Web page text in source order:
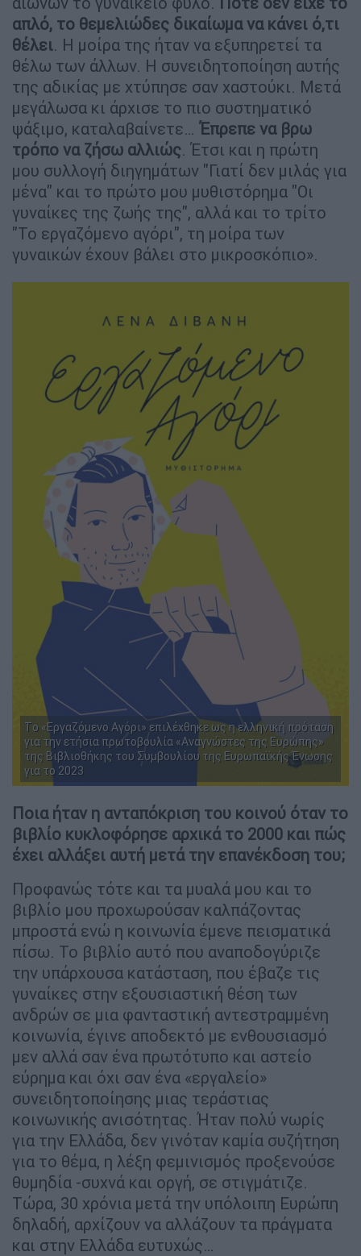
απλό, το θεμελιώδες δικαίωμα να κάνει ό,τι
θέλει. Η μοίρα της ήταν να εξυπηρετεί τα
θέλω των άλλων. Η συνειδητοποίηση αυτής
της αδικίας με χτύπησε σαν χαστούκι. Μετά
μεγάλωσα κι άρχισε το πιο συστηματικό
ψάξιμο, καταλαβαίνετε… Έπρεπε να βρω
τρόπο να ζήσω αλλιώς. Έτσι και η πρώτη
μου συλλογή διηγημάτων "Γιατί δεν μιλάς για
μένα" και το πρώτο μου μυθιστόρημα "Οι
γυναίκες της ζωής της", αλλά και το τρίτο
"Το εργαζόμενο αγόρι", τη μοίρα των
γυναικών έχουν βάλει στο μικροσκόπιο».
Tο «Εργαζόμενο Αγόρι» επιλέχθηκε ως η ελληνική πρόταση
για την ετήσια πρωτοβουλία «Αναγνώστες της Ευρώπης»
της Βιβλιοθήκης του Συμβουλίου της Ευρωπαϊκής Ένωσης
για το 2023
Ποια ήταν η ανταπόκριση του κοινού όταν το
βιβλίο κυκλοφόρησε αρχικά το 2000 και πώς
έχει αλλάξει αυτή μετά την επανέκδοση του;
Προφανώς τότε και τα μυαλά μου και το
βιβλίο μου προχωρούσαν καλπάζοντας
μπροστά ενώ η κοινωνία έμενε πεισματικά
πίσω. Το βιβλίο αυτό που αναποδογύριζε
την υπάρχουσα κατάσταση, που έβαζε τις
γυναίκες στην εξουσιαστική θέση των
ανδρών σε μια φανταστική αντεστραμμένη
κοινωνία, έγινε αποδεκτό με ενθουσιασμό
μεν αλλά σαν ένα πρωτότυπο και αστείο
εύρημα και όχι σαν ένα «εργαλείο»
συνειδητοποίησης μιας τεράστιας
κοινωνικής ανισότητας. Ήταν πολύ νωρίς
για την Ελλάδα, δεν γινόταν καμία συζήτηση
για το θέμα, η λέξη φεμινισμός προξενούσε
θυμηδία -συχνά και οργή, σε στιγμάτιζε.
Τώρα, 30 χρόνια μετά την υπόλοιπη Ευρώπη
δηλαδή, αρχίζουν να αλλάζουν τα πράγματα
και στην Ελλάδα ευτυχώς…